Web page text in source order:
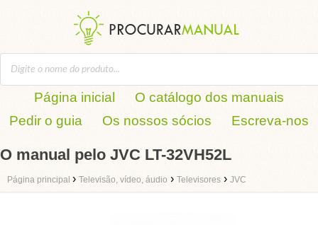
Página inicial
O catálogo dos manuais
Pedir o guia
Os nossos sócios Escreva-nos
O manual pelo JVC LT-32VH52L
Página principal › Televisão, vídeo, áudio › Televisores › JVC